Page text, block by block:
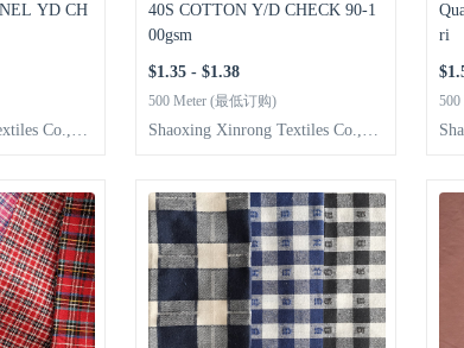
YD CH
Co.,Lt
40S COTTON Y/D CHECK 90-1
00gsm
$1.35 - $1.38
500 Meter (最低订购)
Shaoxing Xinrong Textiles Co.,Lt
ri